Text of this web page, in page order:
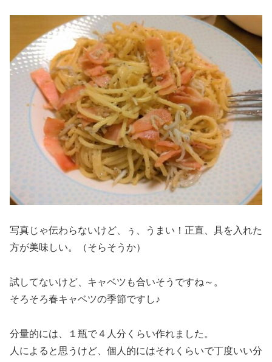
写真じゃ伝わらないけど、ぅ、うまい！正直、具を入れた
方が美味しい。（そらそうか）
試してないけど、キャベツも合いそうですね～。
そろそろ春キャベツの季節ですし♪
分量的には、１瓶で４人分くらい作れました。
人によると思うけど、個人的にはそれくらいで丁度いい分